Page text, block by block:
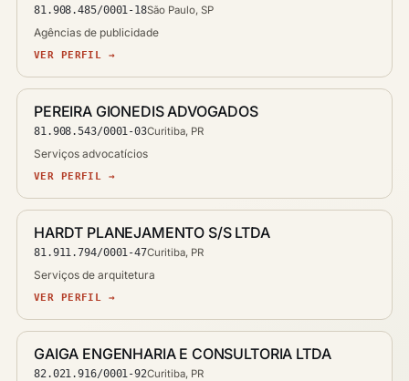
81.908.485/0001-18São Paulo, SP
Agências de publicidade
VER PERFIL →
PEREIRA GIONEDIS ADVOGADOS
81.908.543/0001-03Curitiba, PR
Serviços advocatícios
VER PERFIL →
HARDT PLANEJAMENTO S/S LTDA
81.911.794/0001-47Curitiba, PR
Serviços de arquitetura
VER PERFIL →
GAIGA ENGENHARIA E CONSULTORIA LTDA
82.021.916/0001-92Curitiba, PR